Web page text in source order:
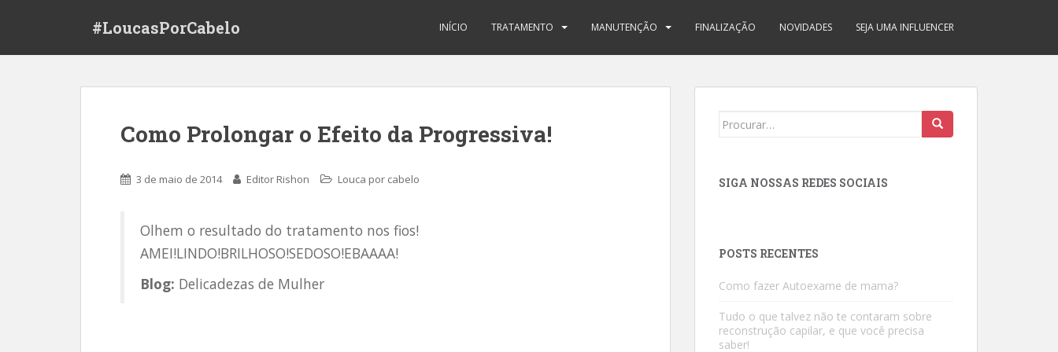
#LoucasPorCabelo INÍCIO TRATAMENTO MANUTENÇÃO FINALIZAÇÃO NOVIDADES SEJA UMA INFLUENCER
Como Prolongar o Efeito da Progressiva!
3 de maio de 2014 Editor Rishon Louca por cabelo
Olhem o resultado do tratamento nos fios!
AMEI!LINDO!BRILHOSO!SEDOSO!EBAAAA!
Blog: Delicadezas de Mulher
Search
SIGA NOSSAS REDES SOCIAIS
POSTS RECENTES
Como fazer Autoexame de mama?
Tudo o que talvez não te contaram sobre
reconstrução capilar, e que você precisa
saber!